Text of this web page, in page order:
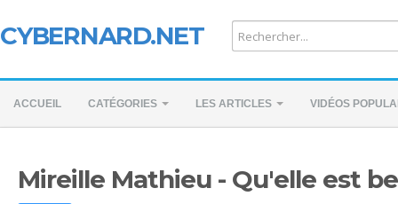
CYBERNARD.NET
ACCUEIL CATÉGORIES LES ARTICLES VIDÉOS
Mireille Mathieu - Qu'elle est